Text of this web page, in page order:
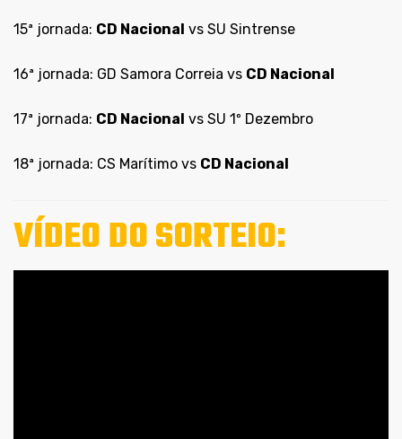
15ª jornada: CD Nacional vs SU Sintrense
16ª jornada: GD Samora Correia vs CD Nacional
17ª jornada: CD Nacional vs SU 1º Dezembro
18ª jornada: CS Marítimo vs CD Nacional
VÍDEO DO SORTEIO: